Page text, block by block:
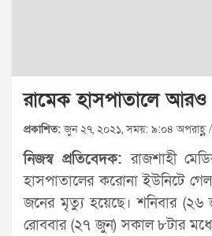
রামেক হাসপাতালে
প্রকাশিত:জুন ২৭, ২০২১, সময়: ৯:০৪
নিজস্ব প্রতিবেদক:রাজশাহী
হাসপাতালের করোনা ইউনিটে
জনের মৃত্যু হয়েছে। শনিবার
রোববার (২৭ জুন) সকাল ৮টার